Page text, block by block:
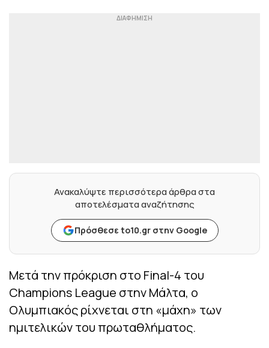
Ανακαλύψτε περισσότερα άρθρα στα
αποτελέσματα αναζήτησης
Πρόσθεσε to10.gr στην Google
Μετά την πρόκριση στο Final-4 του
Champions League στην Μάλτα, ο
Ολυμπιακός ρίχνεται στη «μάχη» των
ημιτελικών του πρωταθλήματος.